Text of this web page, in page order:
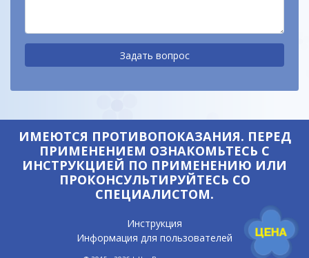
ИМЕЮТСЯ ПРОТИВОПОКАЗАНИЯ. ПЕРЕД
ПРИМЕНЕНИЕМ ОЗНАКОМЬТЕСЬ С
ИНСТРУКЦИЕЙ ПО ПРИМЕНЕНИЮ ИЛИ
ПРОКОНСУЛЬТИРУЙТЕСЬ СО
СПЕЦИАЛИСТОМ.
Инструкция
Информация для пользователей
Где купить?